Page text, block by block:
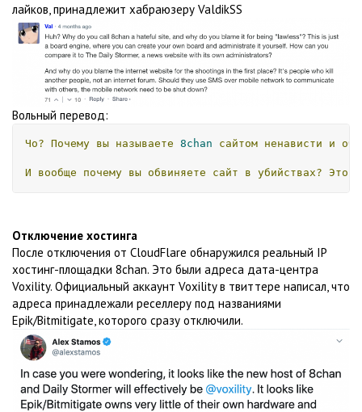
лайков, принадлежит хабраюзеру ValdikSS
Вольный перевод:
Чо? Почему вы называете 8chan сайтом ненависти и
И вообще почему вы обвиняете сайт в убийствах? Это
Отключение хостинга
После отключения от CloudFlare обнаружился реальный IP
хостинг-площадки 8chan. Это были адреса дата-центра
Voxility. Официальный аккаунт Voxility в твиттере написал, что
адреса принадлежали реселлеру под названиями
Epik/Bitmitigate, которого сразу отключили.